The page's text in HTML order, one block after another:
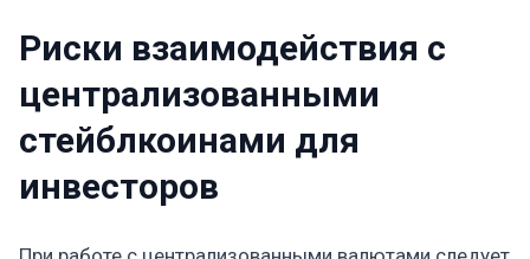
Риски взаимодействия с
централизованными
стейблкоинами для
инвесторов